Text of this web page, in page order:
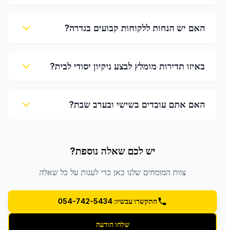
האם יש הנחות ללקוחות קבועים בגדרה?
באיזו תדירות מומלץ לבצע ניקיון יסודי לבית?
האם אתם עובדים בשישי ובערב שבת?
יש לכם שאלה נוספת?
צוות המומחים שלנו כאן כדי לענות על כל שאלה
התקשרו עכשיו: 054-742-5434
שלחו הודעה